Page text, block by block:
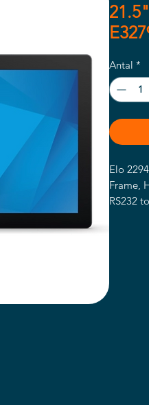
Antal *
Elo
Frame,
RS232